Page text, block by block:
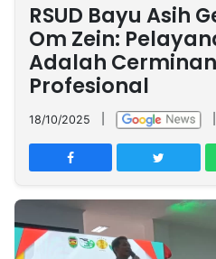
Nasional
International
Olahraga
Entertainment
Daerah
Pariwisata
Kuliner
Kolom
Network
PT
TREETAN
MULTIMEDIA
INDONESIA
Partner
RSUD Bayu Asih
Om Zein:
Adalah
Profesional
18/10/2025